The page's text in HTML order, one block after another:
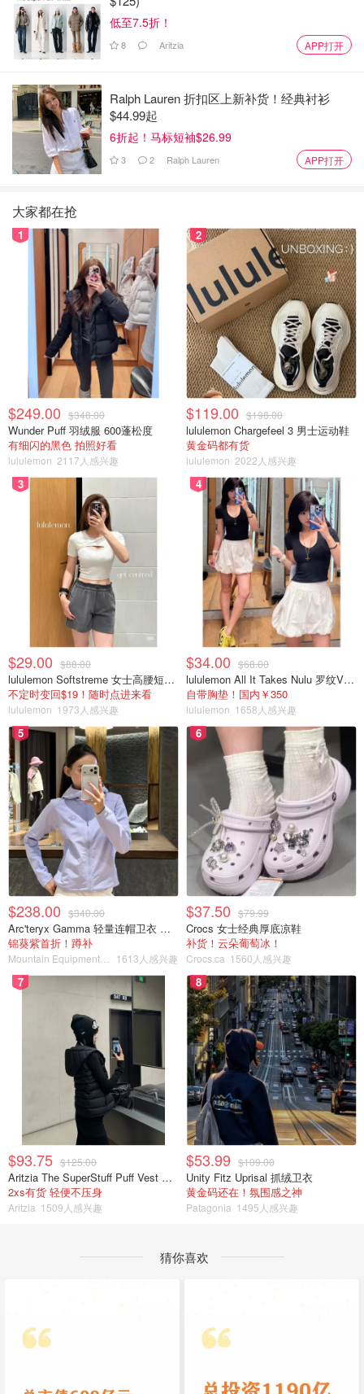
低至7.5折！
8 Aritzia APP打开
Ralph Lauren 折扣区上新补货！经典衬衫
$44.99起
6折起！马标短袖$26.99
3 2 Ralph Lauren APP打开
大家都在抢
1
$249.00 $348.00
Wunder Puff 羽绒服 600蓬松度
有细闪的黑色 拍照好看
lululemon 2117人感兴趣
2
$119.00 $198.00
lululemon Chargefeel 3 男士运动鞋
黄金码都有货
lululemon 2022人感兴趣
3
$29.00 $88.00
lululemon Softstreme 女士高腰短裤 10cm
不定时变回$19！随时点进来看
lululemon 1973人感兴趣
4
$34.00 $68.00
lululemon All It Takes Nulu 罗纹V领短袖T恤
自带胸垫！国内￥350
lululemon 1658人感兴趣
5
$238.00 $340.00
Arc'teryx Gamma 轻量连帽卫衣 女款
锦葵紫首折！蹲补
1613人感兴趣
6
$37.50 $79.99
Crocs 女士经典厚底凉鞋
补货！云朵葡萄冰！
Crocs.ca 1560人感兴趣
7
$93.75 $125.00
Aritzia The SuperStuff Puff Vest 轻盈亮面马甲
2xs有货 轻便不压身
Aritzia 1509人感兴趣
8
$53.99 $109.00
Unity Fitz Uprisal 抓绒卫衣
黄金码还在！氛围感之神
Patagonia 1495人感兴趣
猜你喜欢